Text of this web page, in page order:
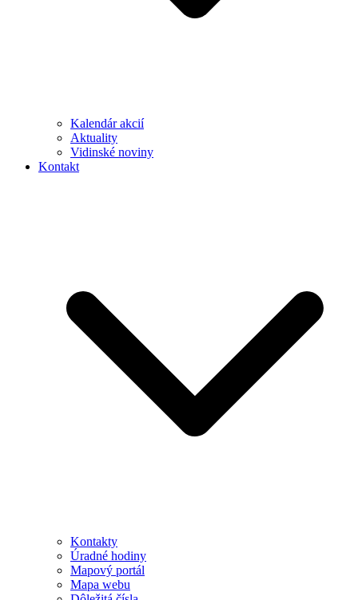
Kalendár akcií
Aktuality
Vidinské noviny
Kontakt
Kontakty
Úradné hodiny
Mapový portál
Mapa webu